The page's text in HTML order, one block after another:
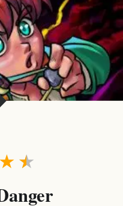
★
★